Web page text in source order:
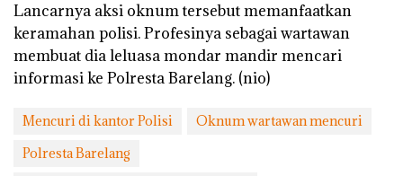
Lancarnya aksi oknum tersebut memanfaatkan
keramahan polisi. Profesinya sebagai wartawan
membuat dia leluasa mondar mandir mencari
informasi ke Polresta Barelang. (nio)
Mencuri di kantor Polisi
Oknum wartawan mencuri
Polresta Barelang